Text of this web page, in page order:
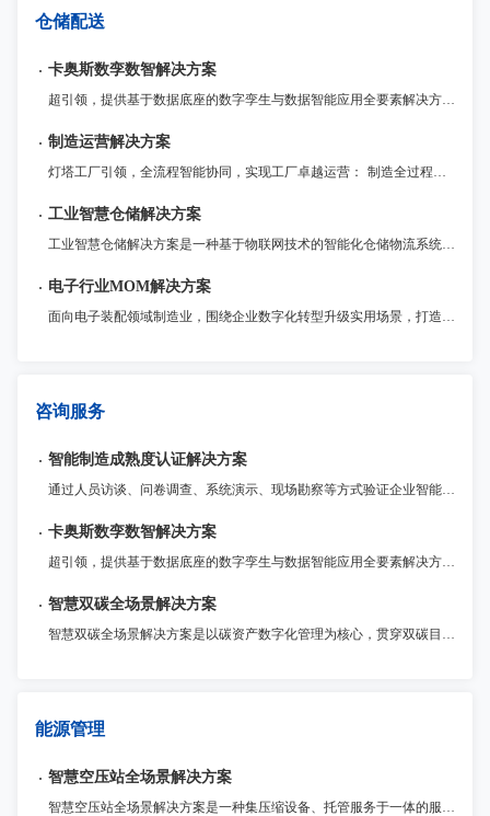
仓储配送
卡奥斯数孪数智解决方案
超引领，提供基于数据底座的数字孪生与数据智能应用全要素解决方案 ，帮助企业客户统一数据标准、建设数据基座；实现工厂1:1数字重构与仿真优化，并运用AI大模型驱动数据智能应用，优化生产决策，实现从经验管理到智能驱动的转型升级。
制造运营解决方案
灯塔工厂引领，全流程智能协同，实现工厂卓越运营： 制造全过程监管与追溯：全面记录制造全流程数据，提升整体运营效率和质量控制水平。 流程敏捷化定制与优化：灵活定制生产管理流程和功能扩展，满足企业不同发展阶段的需求。 灯塔工厂管理实践引领：数据驱动生产资源配置，高效应对市场变化，提高盈利能力。
工业智慧仓储解决方案
工业智慧仓储解决方案是一种基于物联网技术的智能化仓储物流系统。通过传感器、RFID等技术手段，对物品进行实时监控与管理，再通过智能化的算法，优化仓储储运作流程，提高运营效率和精度。该解决方案适用于各种仓储物流领域，例如零售、电商等行业。
电子行业MOM解决方案
面向电子装配领域制造业，围绕企业数字化转型升级实用场景，打造统一管理MOM运营平台，以模块化提供包括生产（MES）、质量（QMS）、仓储（WMS）、设备物联（IOT）、电子工艺（ESOP）、现场问题管理（Andon）等制造领域各业务支撑系统，为企业提供一体化运营管理整套系统解决方案。
咨询服务
智能制造成熟度认证解决方案
通过人员访谈、问卷调查、系统演示、现场勘察等方式验证企业智能制造能力水平，帮助企业识别现状，确定能力成熟度等级。通过开展评估，与标准对标，进行差距分析，确认下一步改进方向，持续提升企业智能制造能力。
卡奥斯数孪数智解决方案
超引领，提供基于数据底座的数字孪生与数据智能应用全要素解决方案 ，帮助企业客户统一数据标准、建设数据基座；实现工厂1:1数字重构与仿真优化，并运用AI大模型驱动数据智能应用，优化生产决策，实现从经验管理到智能驱动的转型升级。
智慧双碳全场景解决方案
智慧双碳全场景解决方案是以碳资产数字化管理为核心，贯穿双碳目标规划、减碳路径实施的全流程服务体系，通过物联网、大数据、AI等数字化技术深度融合，赋能企业实现数字化可持续建设与绿色转型。
能源管理
智慧空压站全场景解决方案
智慧空压站全场景解决方案是一种集压缩设备、托管服务于一体的服务。客户将压缩设备托管到提供商处，提供商在进行设备的维护、监测及检修，从而保障压缩空气设备的平稳运行。压缩空气托管可以大大延长压缩机的寿命，减少设备方面的开支，提高效率。